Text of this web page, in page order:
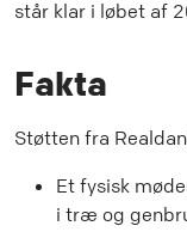
står klar i løbet af
Fakta
Støtten fra
Et fysisk
i træ og